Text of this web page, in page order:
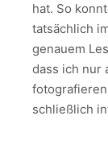
hat. So
tatsächlich
genauem
dass ich nur
schließlich